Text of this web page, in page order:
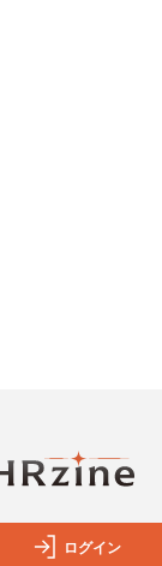
ログイン